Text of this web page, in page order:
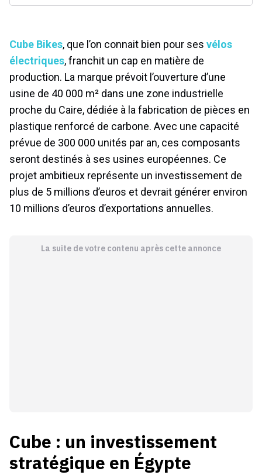
Cube Bikes, que l’on connait bien pour ses vélos
électriques, franchit un cap en matière de
production. La marque prévoit l’ouverture d’une
usine de 40 000 m² dans une zone industrielle
proche du Caire, dédiée à la fabrication de pièces en
plastique renforcé de carbone. Avec une capacité
prévue de 300 000 unités par an, ces composants
seront destinés à ses usines européennes. Ce
projet ambitieux représente un investissement de
plus de 5 millions d’euros et devrait générer environ
10 millions d’euros d’exportations annuelles.
La suite de votre contenu après cette annonce
Cube : un investissement
stratégique en Égypte